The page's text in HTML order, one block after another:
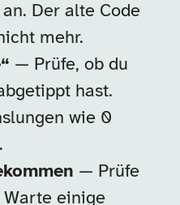
Der alte Code
mehr.
— Prüfe, ob du
hast.
wie 0
— Prüfe
Warte einige